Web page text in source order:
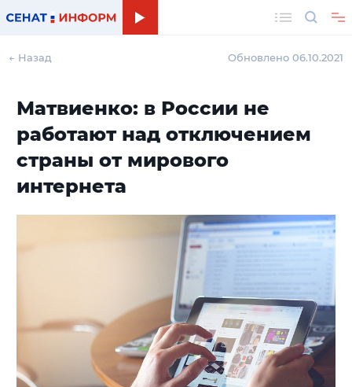
← Назад Обновлено 06.10.2021
Матвиенко: в России не
работают над отключением
страны от мирового
интернета